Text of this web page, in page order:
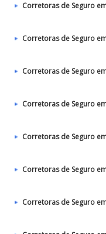
Corretoras de Seguro
Corretoras de Seguro
Corretoras de Seguro
Corretoras de Seguro
Corretoras de Seguro
Corretoras de Seguro
Corretoras de Seguro